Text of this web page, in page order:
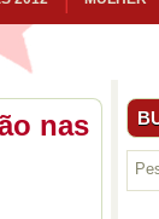
nas